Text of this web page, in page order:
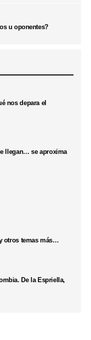
u oponentes?
nos depara el
llegan… se aproxima
otros temas más…
De la Espriella,